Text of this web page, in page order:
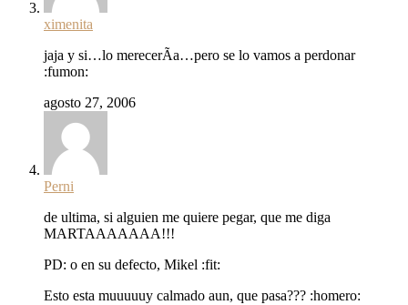
ximenita
jaja y si…lo merecerÃ­a…pero se lo vamos a perdonar
:fumon:
agosto 27, 2006
Perni
de ultima, si alguien me quiere pegar, que me diga
MARTAAAAAAA!!!
PD: o en su defecto, Mikel :fit:
Esto esta muuuuuy calmado aun, que pasa??? :homero: